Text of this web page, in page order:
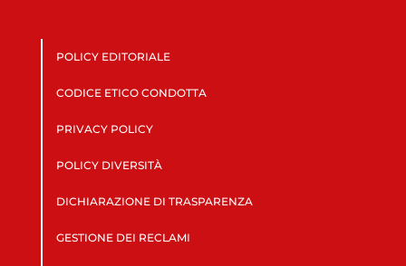
POLICY EDITORIALE
CODICE ETICO CONDOTTA
PRIVACY POLICY
POLICY DIVERSITÀ
DICHIARAZIONE DI TRASPARENZA
GESTIONE DEI RECLAMI